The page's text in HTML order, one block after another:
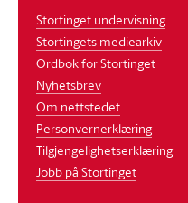
Stortinget undervisning
Stortingets mediearkiv
Ordbok for Stortinget
Nyhetsbrev
Om nettstedet
Personvernerklæring
Tilgjengelighetserklæring
Jobb på Stortinget